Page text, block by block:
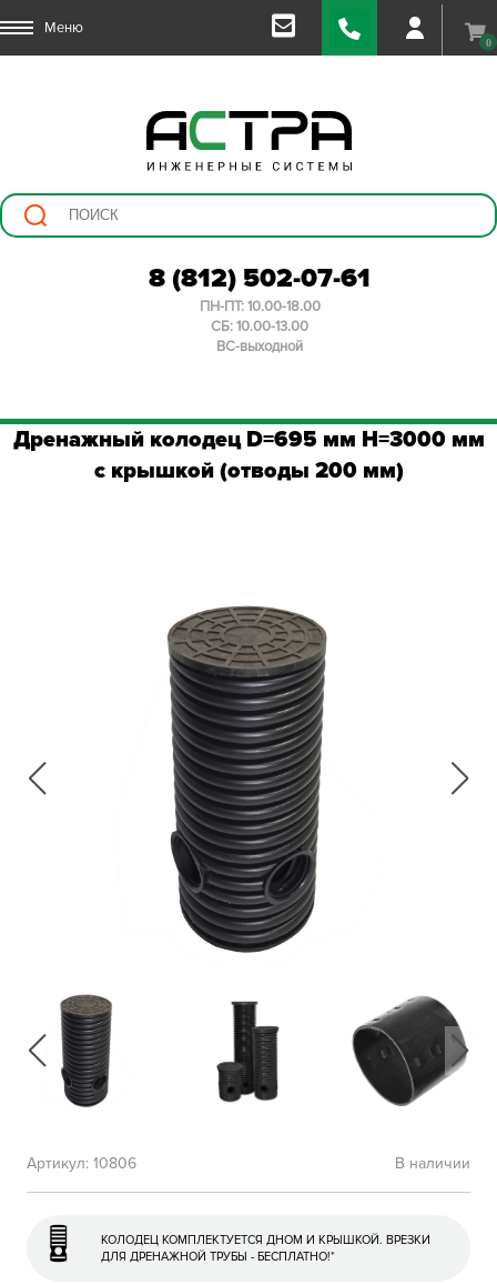
Меню
0
8 (812) 502-07-61
ПН-ПТ: 10.00-18.00
СБ: 10.00-13.00
ВС-выходной
Дренажный колодец D=695 мм H=3000 мм
с крышкой (отводы 200 мм)
В наличии
Артикул: 10806
КОЛОДЕЦ КОМПЛЕКТУЕТСЯ ДНОМ И КРЫШКОЙ. ВРЕЗКИ
ДЛЯ ДРЕНАЖНОЙ ТРУБЫ - БЕСПЛАТНО!*